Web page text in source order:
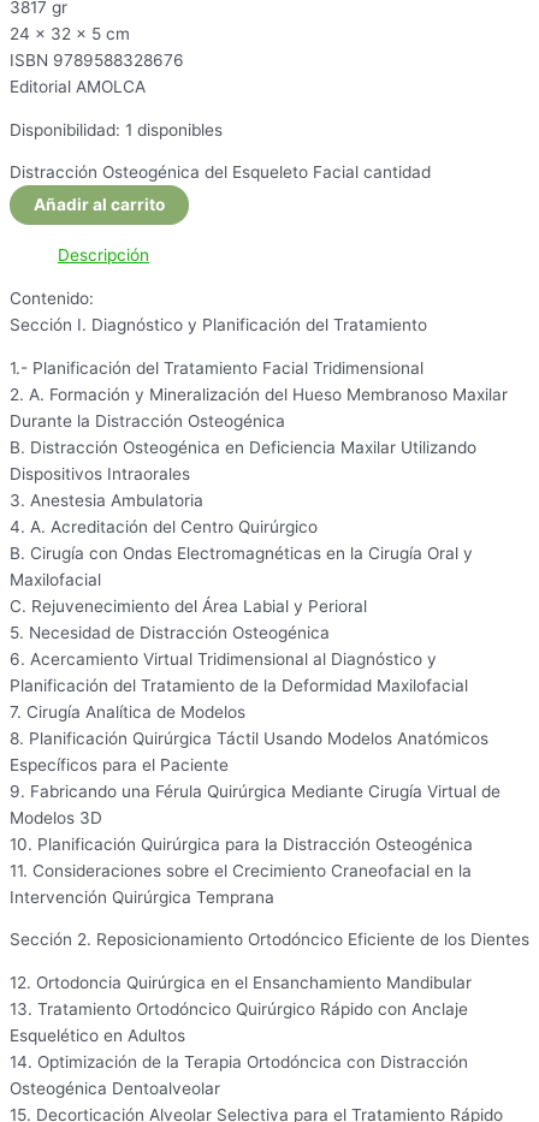
3817 gr
24 x 32 x 5 cm
ISBN 9789588328676
Editorial AMOLCA
Disponibilidad: 1 disponibles
Distracción Osteogénica del Esqueleto Facial cantidad
Añadir al carrito
Descripción
Contenido:
Sección I. Diagnóstico y Planificación del Tratamiento
1.- Planificación del Tratamiento Facial Tridimensional
2. A. Formación y Mineralización del Hueso Membranoso Maxilar
Durante la Distracción Osteogénica
B. Distracción Osteogénica en Deficiencia Maxilar Utilizando
Dispositivos Intraorales
3. Anestesia Ambulatoria
4. A. Acreditación del Centro Quirúrgico
B. Cirugía con Ondas Electromagnéticas en la Cirugía Oral y
Maxilofacial
C. Rejuvenecimiento del Área Labial y Perioral
5. Necesidad de Distracción Osteogénica
6. Acercamiento Virtual Tridimensional al Diagnóstico y
Planificación del Tratamiento de la Deformidad Maxilofacial
7. Cirugía Analítica de Modelos
8. Planificación Quirúrgica Táctil Usando Modelos Anatómicos
Específicos para el Paciente
9. Fabricando una Férula Quirúrgica Mediante Cirugía Virtual de
Modelos 3D
10. Planificación Quirúrgica para la Distracción Osteogénica
11. Consideraciones sobre el Crecimiento Craneofacial en la
Intervención Quirúrgica Temprana
Sección 2. Reposicionamiento Ortodóncico Eficiente de los Dientes
12. Ortodoncia Quirúrgica en el Ensanchamiento Mandibular
13. Tratamiento Ortodóncico Quirúrgico Rápido con Anclaje
Esquelético en Adultos
14. Optimización de la Terapia Ortodóncica con Distracción
Osteogénica Dentoalveolar
15. Decorticación Alveolar Selectiva para el Tratamiento Rápido